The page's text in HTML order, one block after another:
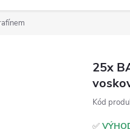
25x
Kód
✅